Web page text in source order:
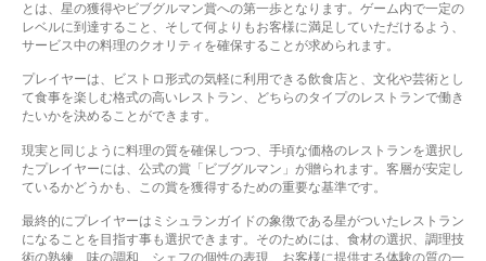
とは、星の獲得やビブグルマン賞への第一歩となります。ゲーム内で一定の
レベルに到達すること、そして何よりもお客様に満足していただけるよう、
サービス中の料理のクオリティを確保することが求められます。
プレイヤーは、ビストロ形式の気軽に利用できる飲食店と、文化や芸術とし
て食事を楽しむ格式の高いレストラン、どちらのタイプのレストランで働き
たいかを決めることができます。
現実と同じように料理の質を確保しつつ、手頃な価格のレストランを選択し
たプレイヤーには、公式の賞「ビブグルマン」が贈られます。客層が安定し
ているかどうかも、この賞を獲得するための重要な基準です。
最終的にプレイヤーはミシュランガイドの象徴である星がついたレストラン
になることを目指す事も選択できます。そのためには、食材の選択、調理技